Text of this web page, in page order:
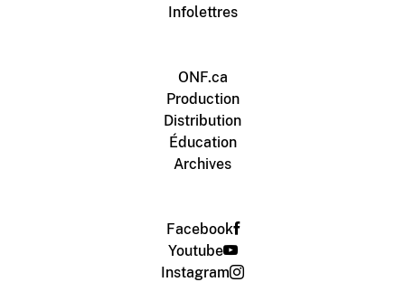
Infolettres
ONF.ca
Production
Distribution
Éducation
Archives
Facebook
Youtube
Instagram